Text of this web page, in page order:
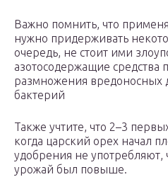
Важно помнить, что
нужно придерживать
очередь, не стоит ими
азотосодержащие средства
размножения вредоносных
бактерий
Также учтите, что 2–3
когда царский орех начал
удобрения не
урожай был повыше.